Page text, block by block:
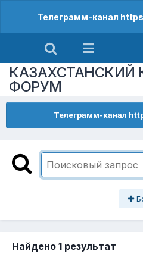
Телеграмм-канал
ФОРУМ
Телеграмм-канал
Найдено 1 результат